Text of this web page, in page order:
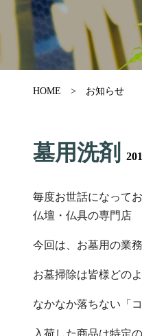
HOME お知らせ
墓用洗剤
毎度お世話になってお
仏壇・仏具の専門
今回は、お墓用の業
お墓掃除は皆様どの
なかなか落ちない「
入荷した商品は特定